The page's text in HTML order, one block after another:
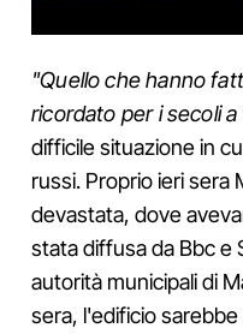
"Quello che hanno
ricordato per i secoli
difficile situazione in
russi. Proprio ieri sera
devastata, dove
stata diffusa da Bbc e
autorità municipali di
sera, l'edificio